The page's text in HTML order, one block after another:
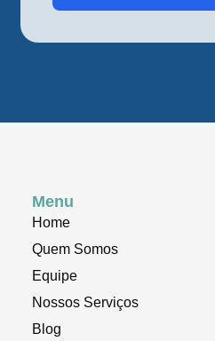
Menu
Home
Quem Somos
Equipe
Nossos Serviços
Blog